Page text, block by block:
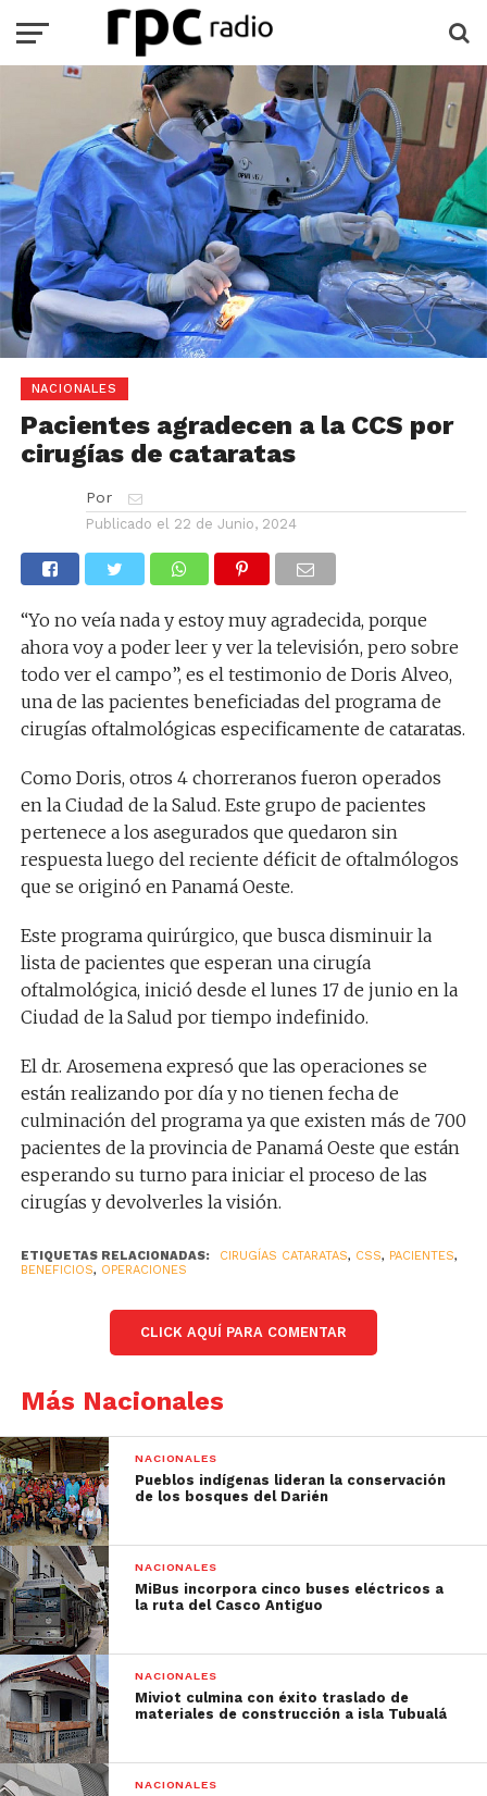
NACIONALES
Pacientes agradecen a la CCS por
cirugías de cataratas
Por
Publicado el 22 de Junio, 2024
“Yo no veía nada y estoy muy agradecida, porque
ahora voy a poder leer y ver la televisión, pero sobre
todo ver el campo”, es el testimonio de Doris Alveo,
una de las pacientes beneficiadas del programa de
cirugías oftalmológicas especificamente de cataratas.
Como Doris, otros 4 chorreranos fueron operados
en la Ciudad de la Salud. Este grupo de pacientes
pertenece a los asegurados que quedaron sin
respuesta luego del reciente déficit de oftalmólogos
que se originó en Panamá Oeste.
Este programa quirúrgico, que busca disminuir la
lista de pacientes que esperan una cirugía
oftalmológica, inició desde el lunes 17 de junio en la
Ciudad de la Salud por tiempo indefinido.
El dr. Arosemena expresó que las operaciones se
están realizando por día y no tienen fecha de
culminación del programa ya que existen más de 700
pacientes de la provincia de Panamá Oeste que están
esperando su turno para iniciar el proceso de las
cirugías y devolverles la visión.
ETIQUETAS RELACIONADAS: CIRUGÍAS CATARATAS, CSS, PACIENTES,
BENEFICIOS, OPERACIONES
CLICK AQUÍ PARA COMENTAR
Más Nacionales
NACIONALES
Pueblos indígenas lideran la conservación
de los bosques del Darién
NACIONALES
MiBus incorpora cinco buses eléctricos a
la ruta del Casco Antiguo
NACIONALES
Miviot culmina con éxito traslado de
materiales de construcción a isla Tubualá
NACIONALES